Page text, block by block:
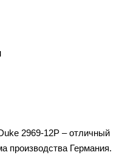
2969-12P – отличный
производства Германия.